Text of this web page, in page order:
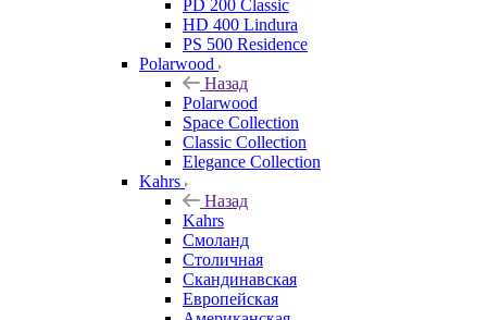
PD 200 Classic
HD 400 Lindura
PS 500 Residence
Polarwood
Назад
Polarwood
Space Collection
Classic Collection
Elegance Collection
Kahrs
Назад
Kahrs
Смоланд
Столичная
Скандинавская
Европейская